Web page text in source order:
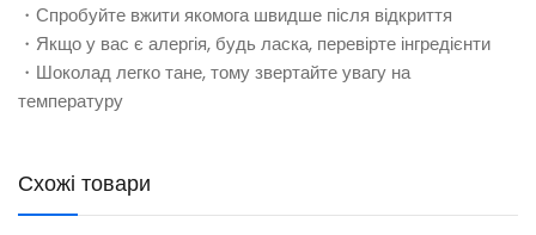
・Спробуйте вжити якомога швидше після відкриття
・Якщо у вас є алергія, будь ласка, перевірте інгредієнти
・Шоколад легко тане, тому звертайте увагу на
температуру
Схожі товари